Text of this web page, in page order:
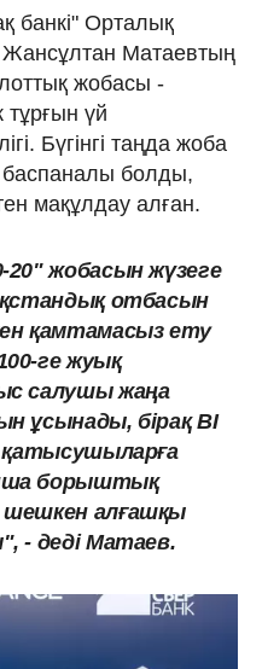
банкі" Орталық
Матаевтың
жобасы -
үй
Бүгінгі таңда жоба
болды,
мақұлдау алған.
жобасын жүзеге
отбасын
қамтамасыз ету
ге жуық
салушы жаңа
ұсынады, бірақ BI
қатысушыларға
борыштық
шешкен алғашқы
- деді Матаев.